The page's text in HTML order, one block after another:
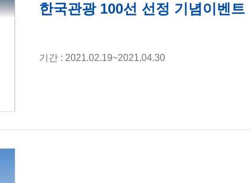
한국관광 100선 선정 기념이벤트
기간 : 2021.02.19~2021.04.30